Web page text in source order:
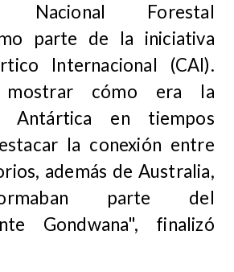
Nacional Forestal
parte de la iniciativa
Internacional (CAI).
mostrar cómo era la
Antártica en tiempos
la conexión entre
además de Australia,
parte del
Gondwana", finalizó